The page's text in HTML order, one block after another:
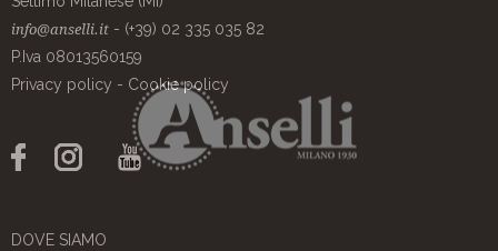
info@anselli.it - (+39) 02 335 035 82
P.Iva 08013560159
Privacy policy - Cookie policy
DOVE SIAMO